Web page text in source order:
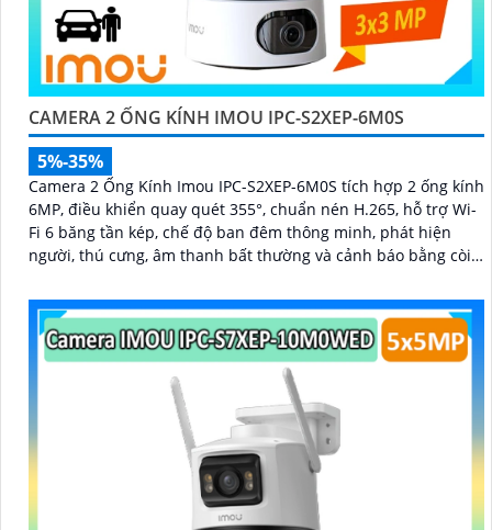
CAMERA 2 ỐNG KÍNH IMOU IPC-S2XEP-6M0S
5%-35%
Camera 2 Ống Kính Imou IPC-S2XEP-6M0S tích hợp 2 ống kính
6MP, điều khiển quay quét 355°, chuẩn nén H.265, hỗ trợ Wi-
Fi 6 băng tần kép, chế độ ban đêm thông minh, phát hiện
người, thú cưng, âm thanh bất thường và cảnh báo bằng còi